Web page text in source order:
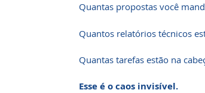
Quantas propostas você
Quantos relatórios técnicos
Quantas tarefas estão na
Esse é o caos invisível.